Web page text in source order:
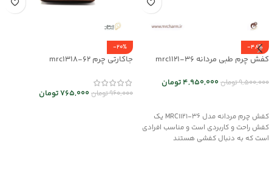
-48%
کفش چرم طبی مردانه mrc1121-36
9,500,000تومان4,950,000تومان
کفش چرم مردانه مدل MRC1121-36 یک
کفش راحت و کاربردی است و مناسب افرادی
است که به دنبال کفشی هستند
-20%
جاکارتی چرم mrc1318-62
960,000تومان765,000تومان